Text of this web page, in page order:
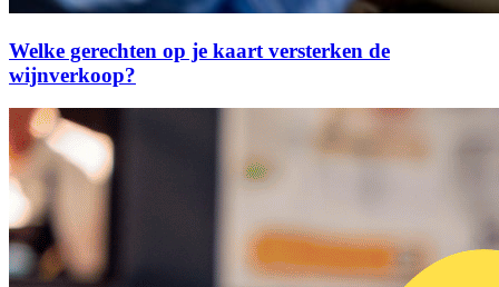
Welke gerechten op je kaart versterken de
wijnverkoop?